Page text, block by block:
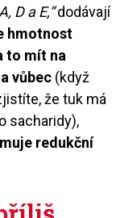
D a E,“dodávají
hmotnost
to mít na
vůbec (když
že tuk má
sacharidy),
redukční